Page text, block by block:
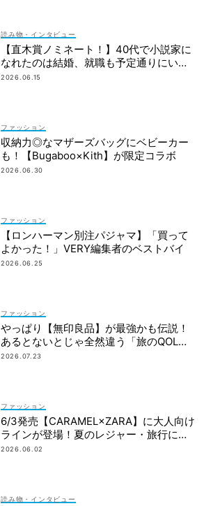
読み物・インタビュー
【直木賞ノミネート！】40代で小説家に
なれたのは結婚、就職も予定通りにいか
なかったから｜朝倉かすみさん
2026.06.15
ファッション
収納力◎なマザーズバッグにベビーカー
も！【Bugaboo×Kith】が限定コラボ
2026.06.30
ファッション
【ロンハーマン別注パジャマ】「買って
よかった！」VERY編集者のベストバイ
2026.06.25
ファッション
やっぱり【無印良品】が最強かも伝説！
あるとないとじゃ全然違う「旅のQOL爆
上げアイテム」
2026.07.23
ファッション
6/3発売【CARAMEL×ZARA】に大人向け
ラインが登場！夏のレジャー・旅行にも
おすすめ
2026.06.02
読み物・インタビュー